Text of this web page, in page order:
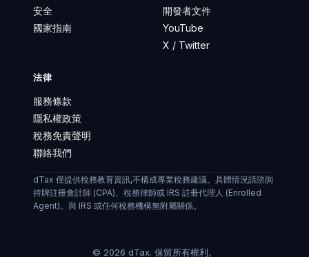
安全
國家指南
開發者文件
YouTube
X / Twitter
法律
服務條款
隱私權政策
稅務免責聲明
聯絡我們
dTax 僅提供稅務教育資訊,不構成專業稅務建議。具體情況請諮詢
持牌註冊會計師 (CPA)、稅務律師或 IRS 註冊代理人 (Enrolled
Agent)。與 IRS 或任何稅務機構無附屬關係。
© 2026 dTax. 保留所有權利。